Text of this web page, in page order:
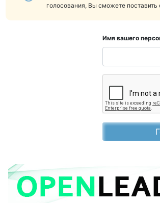
голосования, Вы сможете поставить
Имя вашего